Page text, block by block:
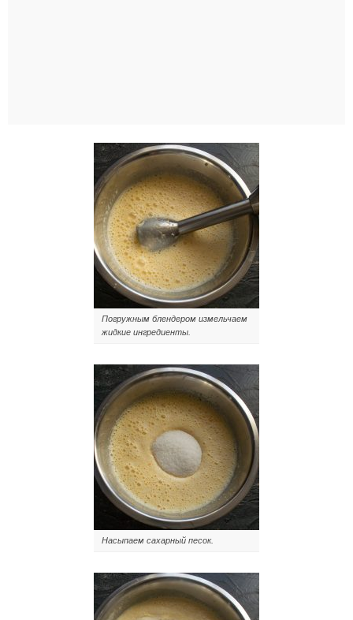
Погружным блендером измельчаем
жидкие ингредиенты.
Насыпаем сахарный песок.